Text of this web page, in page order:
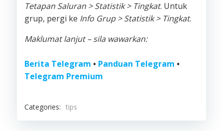
Tetapan Saluran > Statistik > Tingkat. Untuk
grup, pergi ke Info Grup > Statistik > Tingkat.
Maklumat lanjut – sila wawarkan:
Berita Telegram • Panduan Telegram •
Telegram Premium
Categories: tips